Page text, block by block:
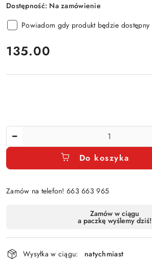
Dostępność: Na zamówienie
Powiadom gdy produkt będzie dostępny
cena:
135.00
Do koszyka
Zamów na telefon! 663 663 965
Wyślij
dostawa
Zamów w ciągu
a paczkę wyślemy dziś!
Wysyłka w ciągu: natychmiast